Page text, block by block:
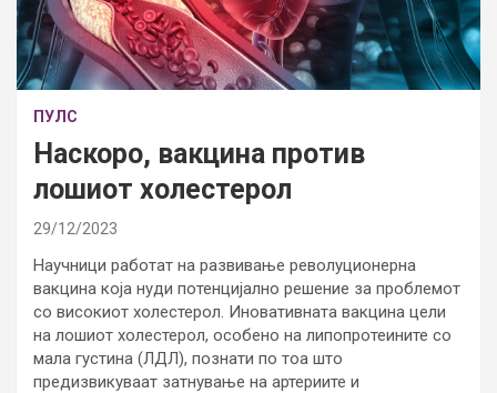
ПУЛС
Наскоро, вакцина против
лошиот холестерол
29/12/2023
Научници работат на развивање револуционерна
вакцина која нуди потенцијално решение за проблемот
со високиот холестерол. Иновативната вакцина цели
на лошиот холестерол, особено на липопротеините со
мала густина (ЛДЛ), познати по тоа што
предизвикуваат затнување на артериите и